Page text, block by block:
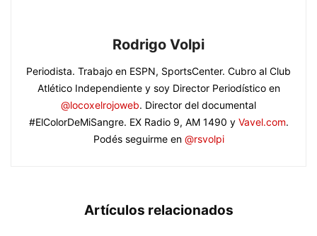
Rodrigo Volpi
Periodista. Trabajo en ESPN, SportsCenter. Cubro al Club
Atlético Independiente y soy Director Periodístico en
@locoxelrojoweb. Director del documental
#ElColorDeMiSangre. EX Radio 9, AM 1490 y Vavel.com.
Podés seguirme en @rsvolpi
Artículos relacionados